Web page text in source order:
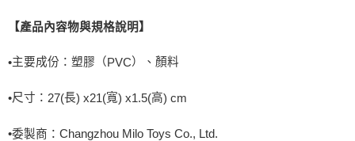
【產品內容物與規格說明】
•主要成份：塑膠（ PVC）、顏料
•尺寸： 27(長) x21(寬) x1.5(高) cm
•委製商： Changzhou Milo Toys Co., Ltd.